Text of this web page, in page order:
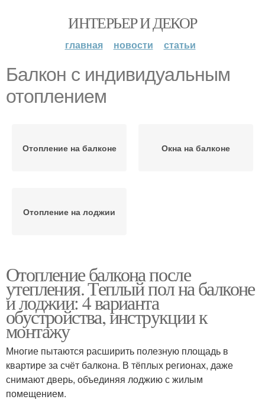
ИНТЕРЬЕР И ДЕКОР
главная новости статьи
Балкон с индивидуальным
отоплением
Отопление на балконе Окна на балконе
Отопление на лоджии
Отопление балкона после
утепления. Теплый пол на балконе
и лоджии: 4 варианта
обустройства, инструкции к
монтажу
Многие пытаются расширить полезную площадь в
квартире за счёт балкона. В тёплых регионах, даже
снимают дверь, объединяя лоджию с жилым
помещением.